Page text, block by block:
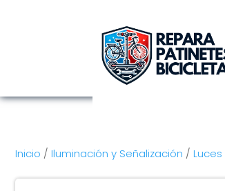
Inicio / Iluminación y Señalización / Luces